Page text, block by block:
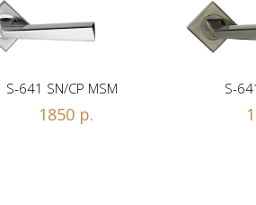
S-641 SN/CP MSM
1850 р.
S-